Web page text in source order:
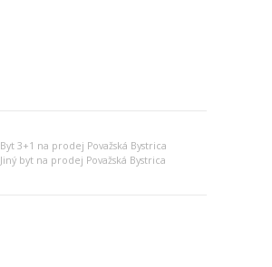
Byt 3+1 na prodej Považská Bystrica
Jiný byt na prodej Považská Bystrica